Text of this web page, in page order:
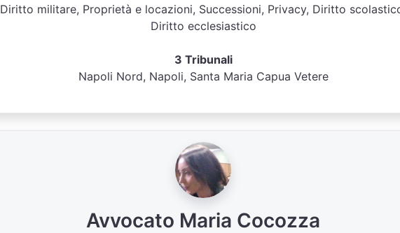
Diritto militare, Proprietà e locazioni, Successioni, Privacy, Diritto
Diritto ecclesiastico
3 Tribunali
Napoli Nord, Napoli, Santa Maria Capua Vetere
Avvocato Maria Cocozza